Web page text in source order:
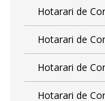
Hotarari de
Hotarari de
Hotarari de
Hotarari de